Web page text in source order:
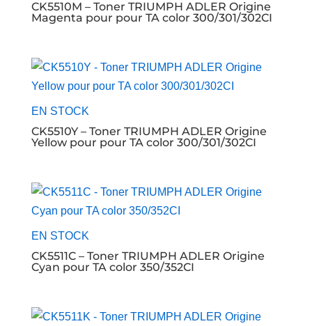
CK5510M – Toner TRIUMPH ADLER Origine
Magenta pour pour TA color 300/301/302CI
EN STOCK
CK5510Y – Toner TRIUMPH ADLER Origine
Yellow pour pour TA color 300/301/302CI
EN STOCK
CK5511C – Toner TRIUMPH ADLER Origine
Cyan pour TA color 350/352CI